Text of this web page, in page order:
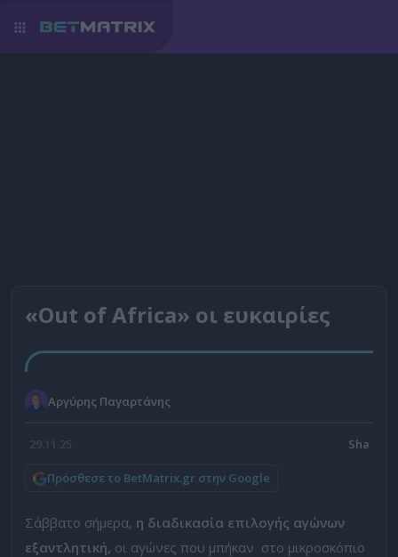
«Out of Africa» οι ευκαιρίες
Αργύρης Παγαρτάνης
29.11.25
Πρόσθεσε το BetMatrix.gr στην Google
Σάββατο σήμερα, η διαδικασία επιλογής αγώνων
εξαντλητική, οι αγώνες που μπήκαν στο μικροσκόπιο